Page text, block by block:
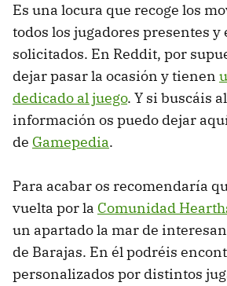
Es una locura que recoge los
todos los jugadores presentes y
solicitados. En Reddit, por
dejar pasar la ocasión y tienen
dedicado al juego. Y si buscáis
información os puedo dejar
de Gamepedia.
Para acabar os recomendaría
vuelta por la Comunidad
un apartado la mar de
de Barajas. En él podréis
personalizados por distintos